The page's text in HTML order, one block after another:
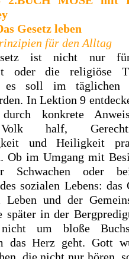
Gesetz leben
für den Alltag
ist nicht nur
oder die religiöse
es soll im täglichen
In Lektion 9
konkrete
half,
und Heiligkeit
Ob im Umgang mit
Schwachen oder
sozialen Lebens: das
Leben und der
später in der
um bloße
das Herz geht. Gott